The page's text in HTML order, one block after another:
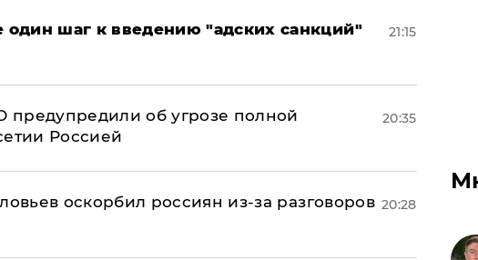
шаг к введению "адских санкций"
21:15
предупредили об угрозе полной
Россией
20:35
оскорбил россиян из-за разговоров 20:28